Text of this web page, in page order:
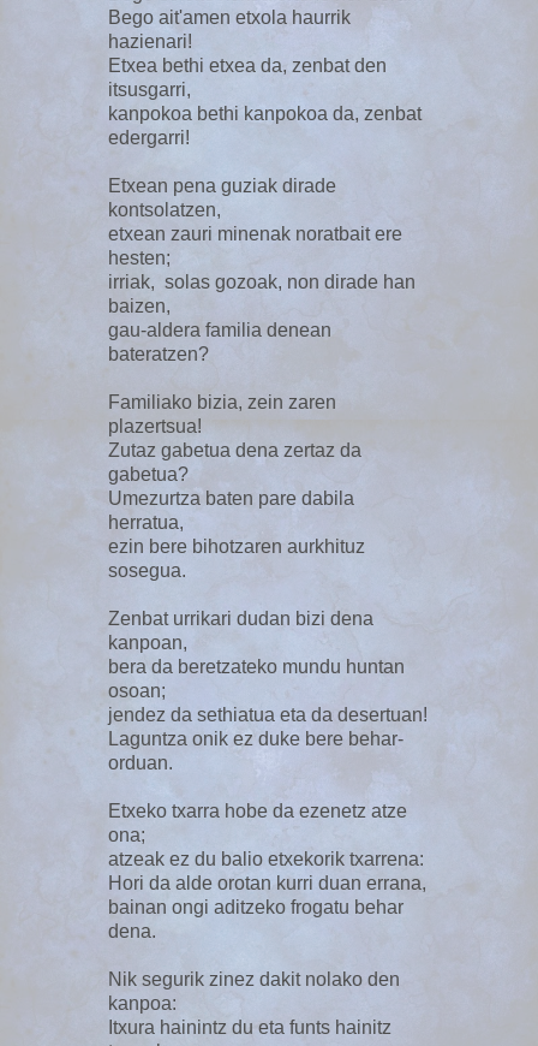
Bego ait'amen etxola haurrik
hazienari!
Etxea bethi etxea da, zenbat den
itsusgarri,
kanpokoa bethi kanpokoa da, zenbat
edergarri!
Etxean pena guziak dirade
kontsolatzen,
etxean zauri minenak noratbait ere
hesten;
irriak, solas gozoak, non dirade han
baizen,
gau-aldera familia denean
bateratzen?
Familiako bizia, zein zaren
plazertsua!
Zutaz gabetua dena zertaz da
gabetua?
Umezurtza baten pare dabila
herratua,
ezin bere bihotzaren aurkhituz
sosegua.
Zenbat urrikari dudan bizi dena
kanpoan,
bera da beretzateko mundu huntan
osoan;
jendez da sethiatua eta da desertuan!
Laguntza onik ez duke bere behar-
orduan.
Etxeko txarra hobe da ezenetz atze
ona;
atzeak ez du balio etxekorik txarrena:
Hori da alde orotan kurri duan errana,
bainan ongi aditzeko frogatu behar
dena.
Nik segurik zinez dakit nolako den
kanpoa:
Itxura hainintz du eta funts hainitz